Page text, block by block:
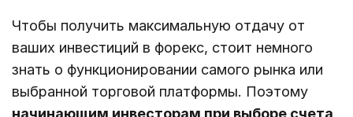
Чтобы получить максимальную отдачу от
ваших инвестиций в форекс, стоит немного
знать о функционировании самого рынка или
выбранной торговой платформы. Поэтому
начинающим инвесторам при выборе счета